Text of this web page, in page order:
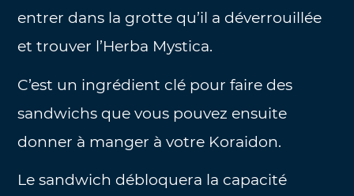
entrer dans la grotte qu’il a déverrouillée
et trouver l’Herba Mystica.
C’est un ingrédient clé pour faire des
sandwichs que vous pouvez ensuite
donner à manger à votre Koraidon.
Le sandwich débloquera la capacité